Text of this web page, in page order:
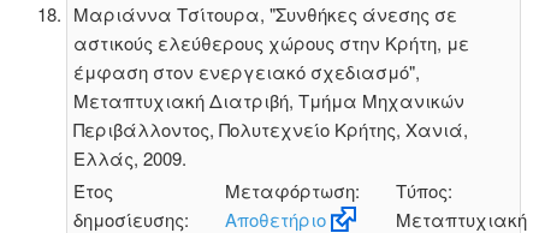
Μαριάννα Τσίτουρα, "Συνθήκες άνεσης σε
αστικούς ελεύθερους χώρους στην Κρήτη, με
έμφαση στον ενεργειακό σχεδιασμό",
Μεταπτυχιακή Διατριβή, Τμήμα Μηχανικών
Περιβάλλοντος, Πολυτεχνείο Κρήτης, Χανιά,
Ελλάς, 2009.
Έτος
δημοσίευσης:
Μεταφόρτωση:
Αποθετήριο
Τύπος:
Μεταπτυχιακή